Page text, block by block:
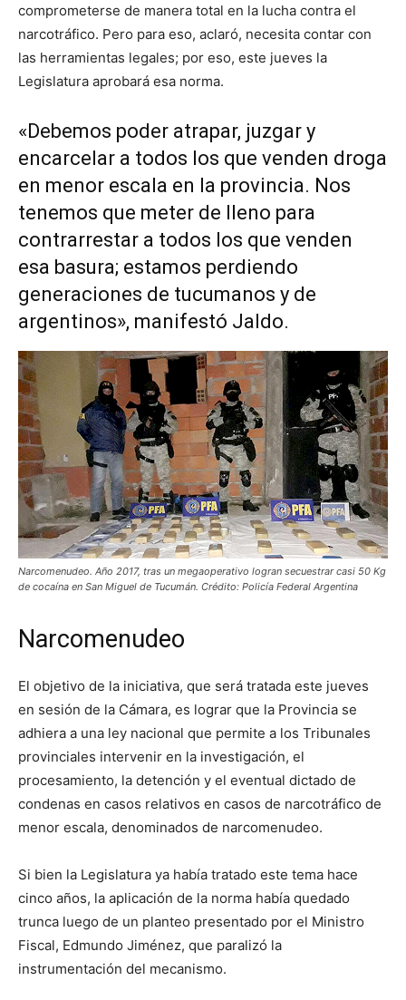
comprometerse de manera total en la lucha contra el
narcotráfico. Pero para eso, aclaró, necesita contar con
las herramientas legales; por eso, este jueves la
Legislatura aprobará esa norma.
«Debemos poder atrapar, juzgar y
encarcelar a todos los que venden droga
en menor escala en la provincia. Nos
tenemos que meter de lleno para
contrarrestar a todos los que venden
esa basura; estamos perdiendo
generaciones de tucumanos y de
argentinos», manifestó Jaldo.
Narcomenudeo. Año 2017, tras un megaoperativo logran secuestrar casi 50 Kg
de cocaína en San Miguel de Tucumán. Crédito: Policía Federal Argentina
Narcomenudeo
El objetivo de la iniciativa, que será tratada este jueves
en sesión de la Cámara, es lograr que la Provincia se
adhiera a una ley nacional que permite a los Tribunales
provinciales intervenir en la investigación, el
procesamiento, la detención y el eventual dictado de
condenas en casos relativos en casos de narcotráfico de
menor escala, denominados de narcomenudeo.
Si bien la Legislatura ya había tratado este tema hace
cinco años, la aplicación de la norma había quedado
trunca luego de un planteo presentado por el Ministro
Fiscal, Edmundo Jiménez, que paralizó la
instrumentación del mecanismo.